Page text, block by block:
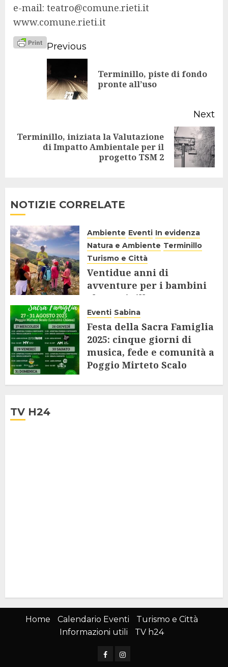
e-mail: teatro@comune.rieti.it
www.comune.rieti.it
Continue
Reading
Previous
Terminillo, piste di fondo
pronte all’uso
Next
Next
Terminillo, iniziata la Valutazione
di Impatto Ambientale per il
progetto TSM 2
NOTIZIE CORRELATE
Ambiente Eventi In evidenza
Natura e Ambiente Terminillo
Turismo e Città
Ventidue anni di
avventure per i bambini
al Terminillo
8 SETTEMBRE 2025
Eventi Sabina
Festa della Sacra Famiglia
2025: cinque giorni di
musica, fede e comunità a
Poggio Mirteto Scalo
TV H24
Home Calendario Eventi
Turismo e Città
Informazioni utili
TV h24
FacebookInstagram